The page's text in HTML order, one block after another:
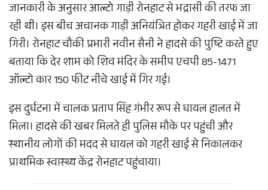
जानकारी के अनुसार आल्टो गाड़ी रोनहाट से भद्रासी की तरफ जा
रही थी। इस बीच अचानक गाड़ी अनियंत्रित होकर गहरी खाई में जा
गिरी। रोनहाट चौकी प्रभारी नवीन सैनी ने हादसे की पुष्टि करते हुए
बताया कि देर शाम को शिव मंदिर के समीप एचपी 85-1471
ऑल्टो कार 150 फीट नीचे खाई में गिर गई।
इस दुर्घटना में चालक प्रताप सिंह गंभीर रूप से घायल हालत में
मिला। हादसे की खबर मिलते ही पुलिस मौके पर पहुंची और
स्थानीय लोगों की मदद से घायल को गहरी खाई से निकालकर
प्राथमिक स्वास्थ्य केंद्र रोनहाट पहुंचाया।